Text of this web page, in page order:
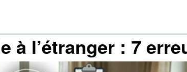
à l’étranger : 7